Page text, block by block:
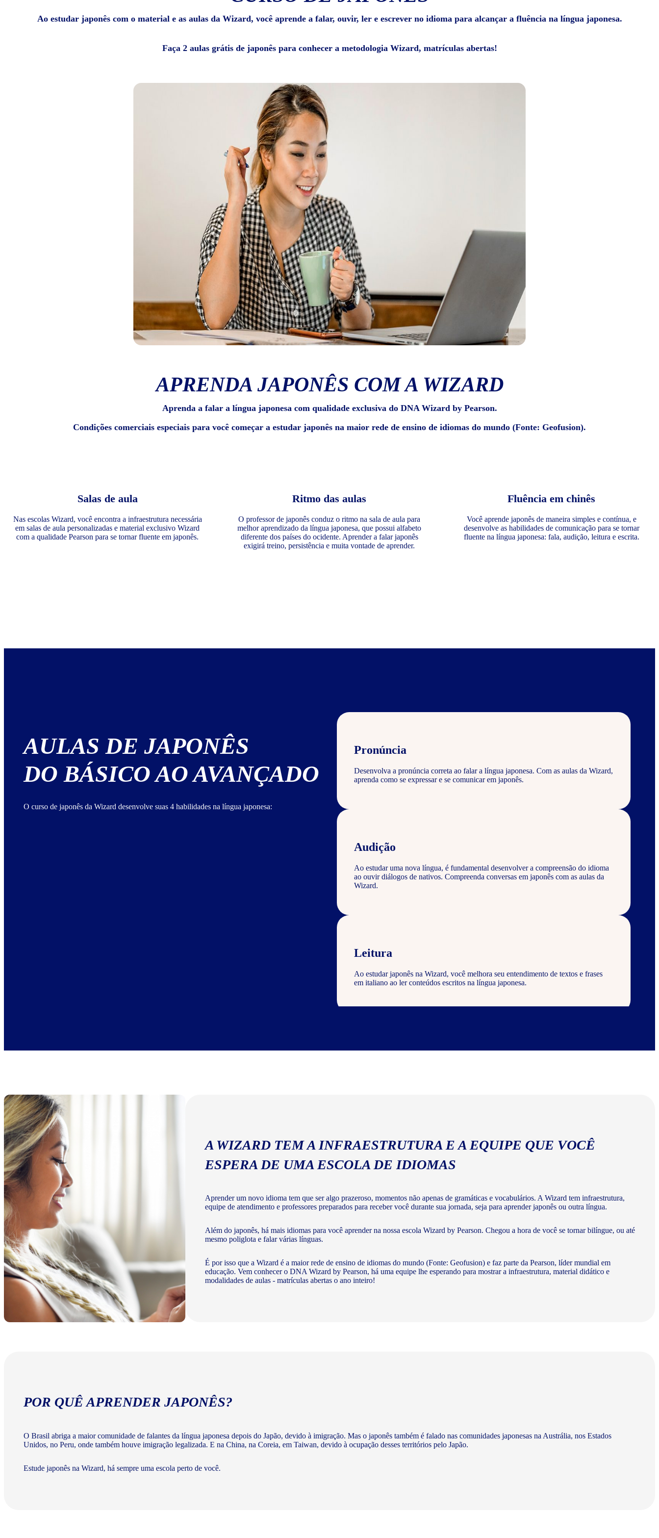
Ao estudar japonês com o material e as aulas da Wizard, você aprende a falar, ouvir, ler e escrever no idioma para alcançar a fluência na língua japonesa.
Faça 2 aulas grátis de japonês para conhecer a metodologia Wizard, matrículas abertas!
APRENDA JAPONÊS COM A WIZARD
Aprenda a falar a língua japonesa com qualidade exclusiva do DNA Wizard by Pearson.
Condições comerciais especiais para você começar a estudar japonês na maior rede de ensino de idiomas do mundo (Fonte: Geofusion).
Salas de aula
Nas escolas Wizard, você encontra a infraestrutura necessária
em salas de aula personalizadas e material exclusivo Wizard
com a qualidade Pearson para se tornar fluente em japonês.
Ritmo das aulas
O professor de japonês conduz o ritmo na sala de aula para
melhor aprendizado da língua japonesa, que possui alfabeto
diferente dos países do ocidente. Aprender a falar japonês
exigirá treino, persistência e muita vontade de aprender.
Fluência em chinês
Você aprende japonês de maneira simples e contínua, e
desenvolve as habilidades de comunicação para se tornar
fluente na língua japonesa: fala, audição, leitura e escrita.
AULAS DE JAPONÊS
DO BÁSICO AO AVANÇADO
O curso de japonês da Wizard desenvolve suas 4 habilidades na língua japonesa:
Pronúncia
Desenvolva a pronúncia correta ao falar a língua japonesa. Com as aulas da Wizard,
aprenda como se expressar e se comunicar em japonês.
Audição
Ao estudar uma nova língua, é fundamental desenvolver a compreensão do idioma
ao ouvir diálogos de nativos. Compreenda conversas em japonês com as aulas da
Wizard.
Leitura
Ao estudar japonês na Wizard, você melhora seu entendimento de textos e frases
em italiano ao ler conteúdos escritos na língua japonesa.
Escrita
A WIZARD TEM A INFRAESTRUTURA E A EQUIPE QUE VOCÊ
ESPERA DE UMA ESCOLA DE IDIOMAS
Aprender um novo idioma tem que ser algo prazeroso, momentos não apenas de gramáticas e vocabulários. A Wizard tem infraestrutura,
equipe de atendimento e professores preparados para receber você durante sua jornada, seja para aprender japonês ou outra língua.
Além do japonês, há mais idiomas para você aprender na nossa escola Wizard by Pearson. Chegou a hora de você se tornar bilíngue, ou até
mesmo poliglota e falar várias línguas.
É por isso que a Wizard é a maior rede de ensino de idiomas do mundo (Fonte: Geofusion) e faz parte da Pearson, líder mundial em
educação. Vem conhecer o DNA Wizard by Pearson, há uma equipe lhe esperando para mostrar a infraestrutura, material didático e
modalidades de aulas - matrículas abertas o ano inteiro!
POR QUÊ APRENDER JAPONÊS?
O Brasil abriga a maior comunidade de falantes da língua japonesa depois do Japão, devido à imigração. Mas o japonês também é falado nas comunidades japonesas na Austrália, nos Estados
Unidos, no Peru, onde também houve imigração legalizada. E na China, na Coreia, em Taiwan, devido à ocupação desses territórios pelo Japão.
Estude japonês na Wizard, há sempre uma escola perto de você.